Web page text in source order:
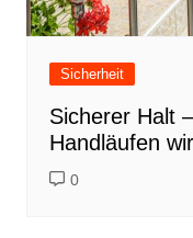
Sicherheit
Sicherer Halt
Handläufen
0